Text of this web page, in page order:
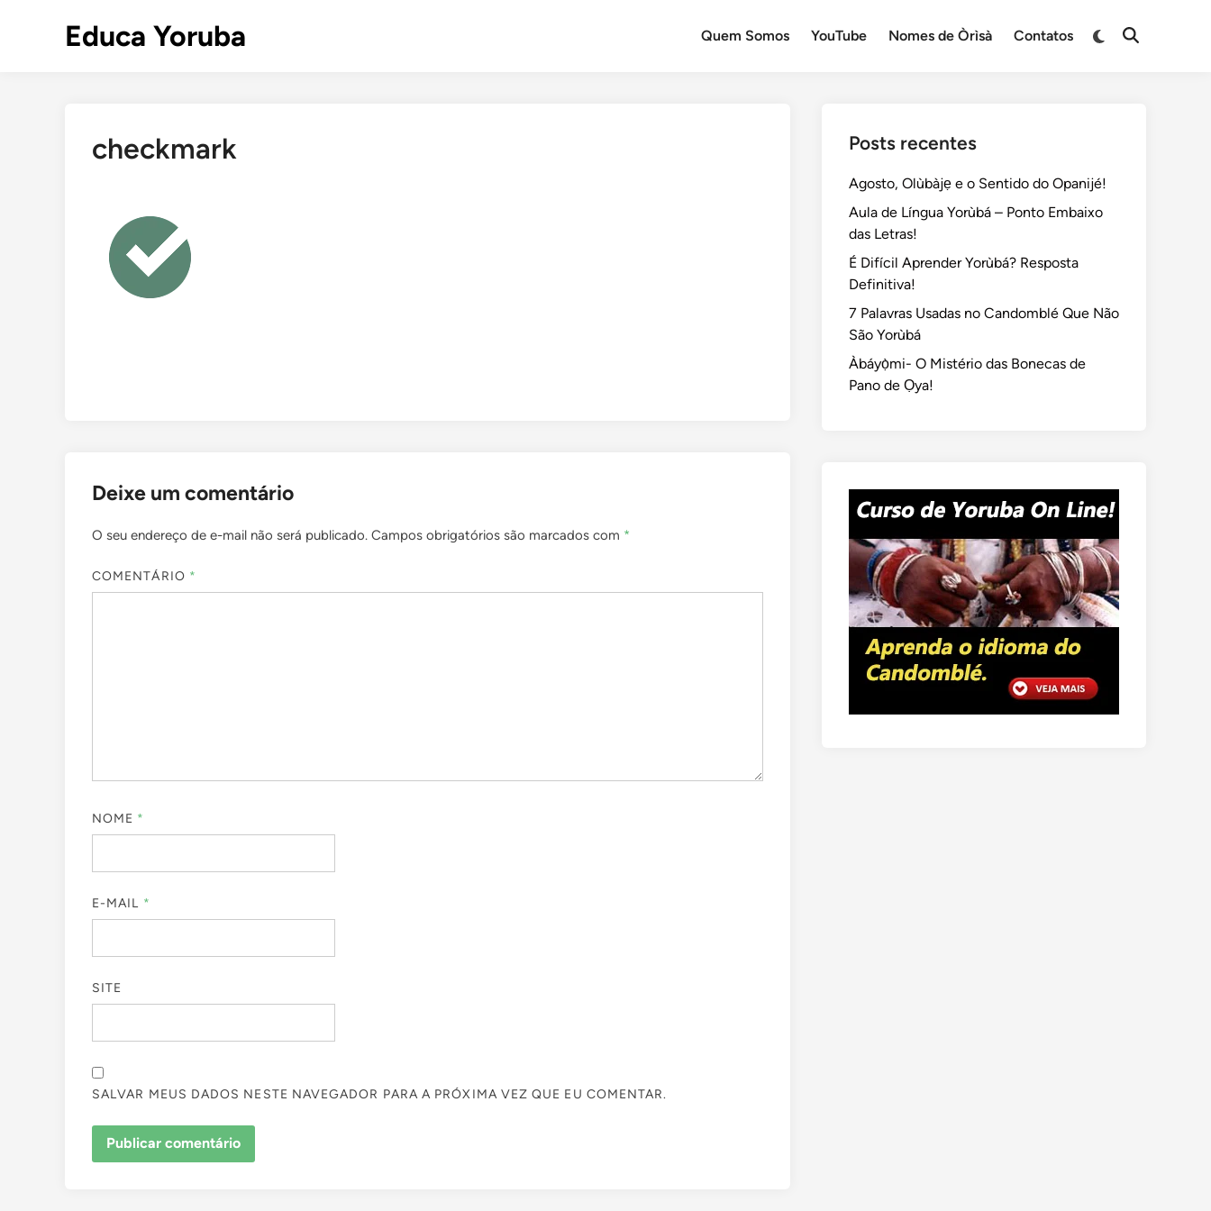
Educa Yoruba Quem Somos YouTube Nomes de Òrìsà Contatos
Switch
Open
checkmark
Deixe um comentário
O seu endereço de e-mail não será publicado. Campos obrigatórios são marcados com *
COMENTÁRIO *
NOME *
E-MAIL *
SITE
SALVAR MEUS DADOS NESTE NAVEGADOR PARA A PRÓXIMA VEZ QUE EU COMENTAR.
Posts recentes
Agosto, Olùbàjẹ e o Sentido do Opanijé!
Aula de Língua Yorùbá – Ponto Embaixo
das Letras!
É Difícil Aprender Yorùbá? Resposta
Definitiva!
7 Palavras Usadas no Candomblé Que Não
São Yorùbá
Àbáyọ̀mi- O Mistério das Bonecas de
Pano de Ọya!